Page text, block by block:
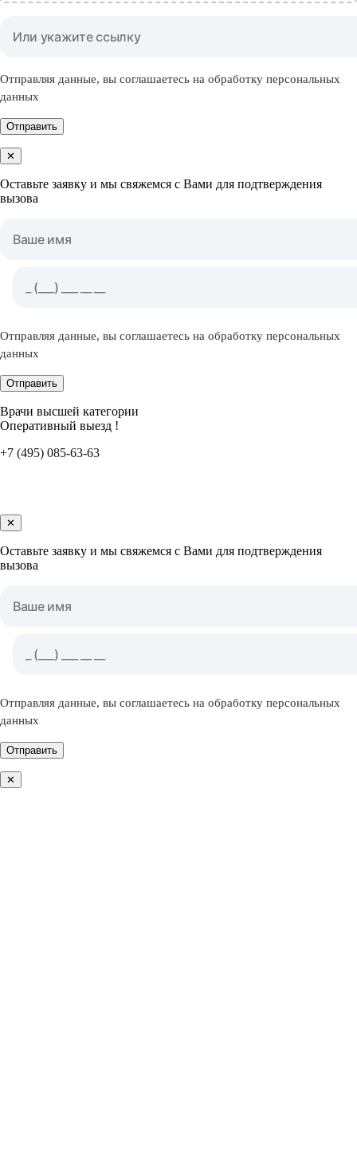
Отправляя данные, вы соглашаетесь на обработку персональных
данных
Отправить
✕
Оставьте заявку и мы свяжемся с Вами для подтверждения
вызова
Отправляя данные, вы соглашаетесь на обработку персональных
данных
Отправить
Врачи высшей категории
Оперативный выезд !
+7 (495) 085-63-63
✕
Оставьте заявку и мы свяжемся с Вами для подтверждения
вызова
Отправляя данные, вы соглашаетесь на обработку персональных
данных
Отправить
✕